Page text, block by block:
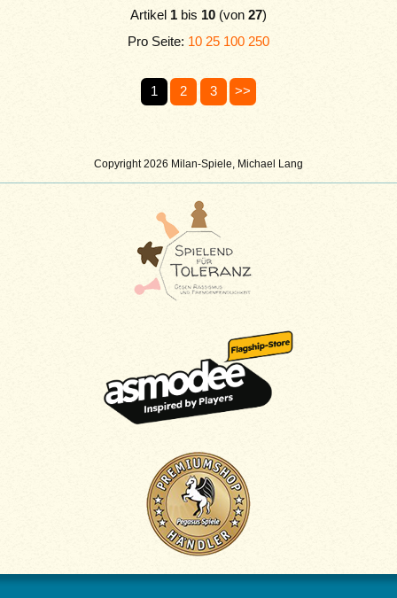
Copyright 2026 Milan-Spiele, Michael Lang
Artikel 1 bis 10 (von 27)
Pro Seite: 10 25 100 250
1 2 3 >>